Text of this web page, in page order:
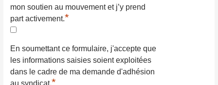
mon soutien au mouvement et j’y prend
part activement.*
En soumettant ce formulaire, j'accepte que
les informations saisies soient exploitées
dans le cadre de ma demande d'adhésion
au syndicat.*